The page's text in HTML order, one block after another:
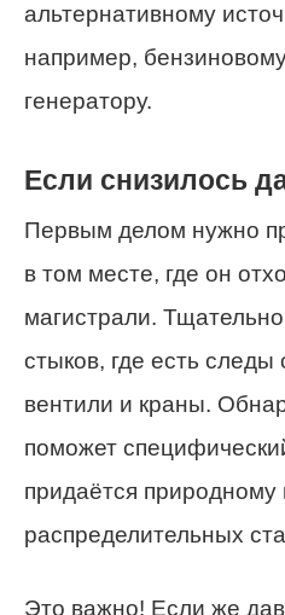
альтернативному
например,
генератору.
Если снизилось
Первым делом нужно
в том месте, где он
магистрали.
стыков, где есть следы
вентили и краны.
поможет
придаётся природному
распределительных
Это важно! Если же